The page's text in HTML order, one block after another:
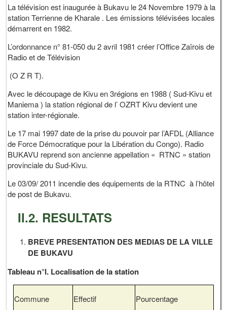
La télévision est inaugurée à Bukavu le 24 Novembre 1979 à la
station Terrienne de Kharale . Les émissions télévisées locales
démarrent en 1982.
L’ordonnance n° 81-050 du 2 avril 1981 créer l’Office Zaïrois de
Radio et de Télévision
(O Z R T).
Avec le découpage de Kivu en 3régions en 1988 ( Sud-Kivu et
Maniema ) la station régional de l’ OZRT Kivu devient une
station inter-régionale.
Le 17 mai 1997 date de la prise du pouvoir par l’AFDL (Alliance
de Force Démocratique pour la Libération du Congo). Radio
BUKAVU reprend son ancienne appellation « RTNC » station
provinciale du Sud-Kivu.
Le 03/09/ 2011 incendie des équipements de la RTNC à l’hôtel
de post de Bukavu.
II.2. RESULTATS
BREVE PRESENTATION DES MEDIAS DE LA VILLE
DE BUKAVU
Tableau n°I. Localisation de la station
Commune Effectif Pourcentage